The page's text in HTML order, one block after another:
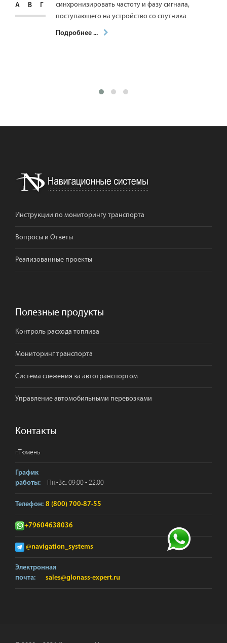
АВГ
синхронизировать частоту и фазу сигнала,
поступающего на устройство со спутника.
Подробнее ...
Инструкции по мониторингу транспорта
Вопросы и Ответы
Реализованные проекты
Полезные продукты
Контроль расхода топлива
Мониторинг транспорта
Система слежения за автотранспортом
Управление автомобильными перевозками
Контакты
г.Тюмень
График
работы:
Пн.-Вс.: 09:00 - 22:00
Телефон: 8 (800) 700-87-55
+79604638036
@navigation_systems
Электронная
почта:
sales@glonass-expert.ru